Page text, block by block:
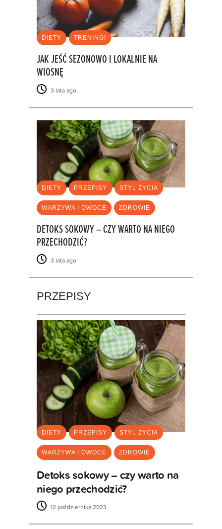
DIETY TRENINGI
JAK JEŚĆ SEZONOWO I LOKALNIE NA
WIOSNĘ
3 lata ago
DIETY PRZEPISY STYL ŻYCIA
WARZYWA I OWOCE ZDROWIE
DETOKS SOKOWY – CZY WARTO NA NIEGO
PRZECHODZIĆ?
3 lata ago
PRZEPISY
DIETY PRZEPISY STYL ŻYCIA
WARZYWA I OWOCE ZDROWIE
Detoks sokowy – czy warto na
niego przechodzić?
12 października 2023